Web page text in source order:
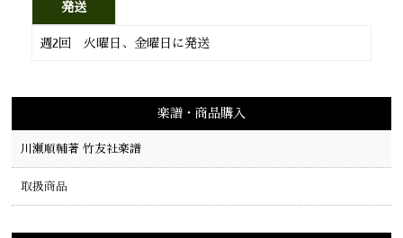
発送
週2回 火曜日、金曜日に発送
楽譜・商品購入
川瀬順輔著 竹友社楽譜
取扱商品